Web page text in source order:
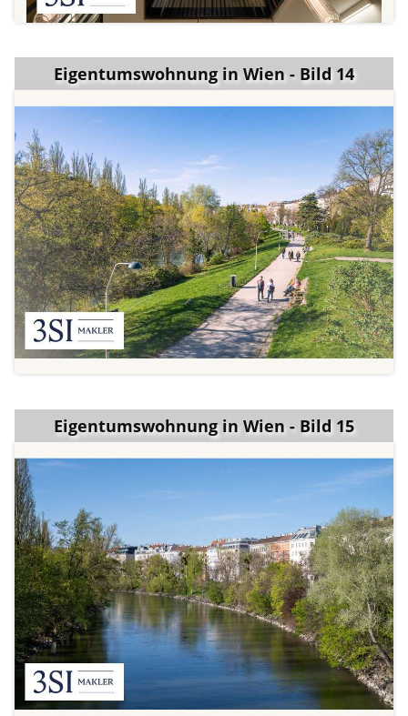
Eigentumswohnung in Wien - Bild 14
Eigentumswohnung in Wien - Bild 15